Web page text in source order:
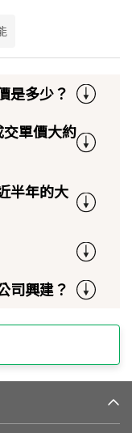
是多少？
單價大約
半年的大
司興建？